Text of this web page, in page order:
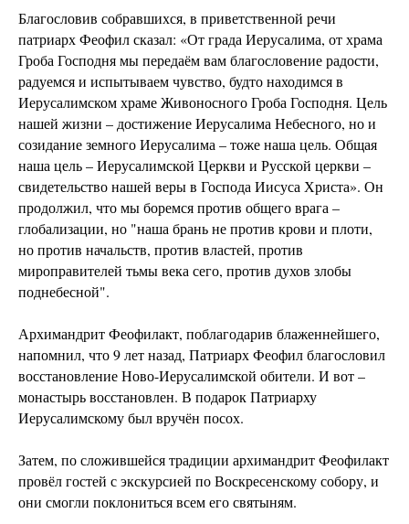
Благословив собравшихся, в приветственной речи
патриарх Феофил сказал: «От града Иерусалима, от храма
Гроба Господня мы передаём вам благословение радости,
радуемся и испытываем чувство, будто находимся в
Иерусалимском храме Живоносного Гроба Господня. Цель
нашей жизни – достижение Иерусалима Небесного, но и
созидание земного Иерусалима – тоже наша цель. Общая
наша цель – Иерусалимской Церкви и Русской церкви –
свидетельство нашей веры в Господа Иисуса Христа». Он
продолжил, что мы боремся против общего врага –
глобализации, но "наша брань не против крови и плоти,
но против начальств, против властей, против
мироправителей тьмы века сего, против духов злобы
поднебесной".
Архимандрит Феофилакт, поблагодарив блаженнейшего,
напомнил, что 9 лет назад, Патриарх Феофил благословил
восстановление Ново-Иерусалимской обители. И вот –
монастырь восстановлен. В подарок Патриарху
Иерусалимскому был вручён посох.
Затем, по сложившейся традиции архимандрит Феофилакт
провёл гостей с экскурсией по Воскресенскому собору, и
они смогли поклониться всем его святыням.